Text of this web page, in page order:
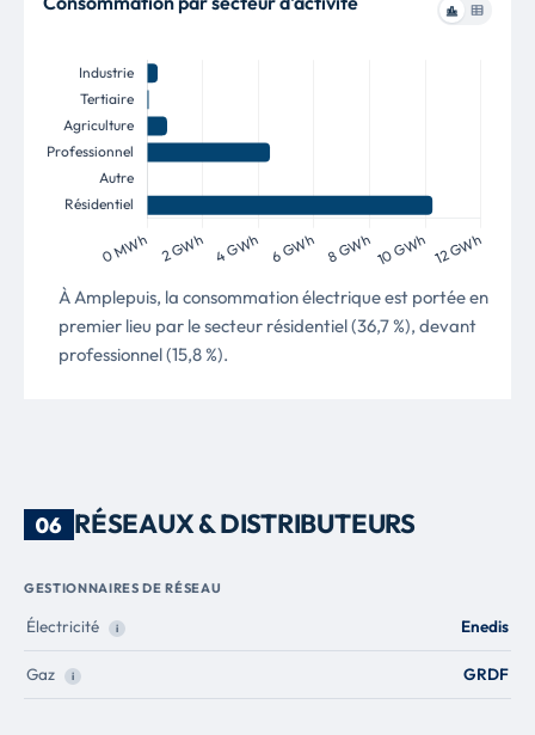
À Amplepuis, la consommation électrique est portée en
premier lieu par le secteur résidentiel (36,7 %), devant
professionnel (15,8 %).
06 RÉSEAUX & DISTRIBUTEURS
GESTIONNAIRES DE RÉSEAU
Électricité i Enedis
Gaz i GRDF